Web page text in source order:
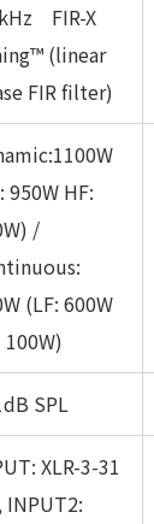
FIR-X
(linear
FIR filter)
950W HF:
/
(LF: 600W
100W)
SPL
XLR-3-31
INPUT2: